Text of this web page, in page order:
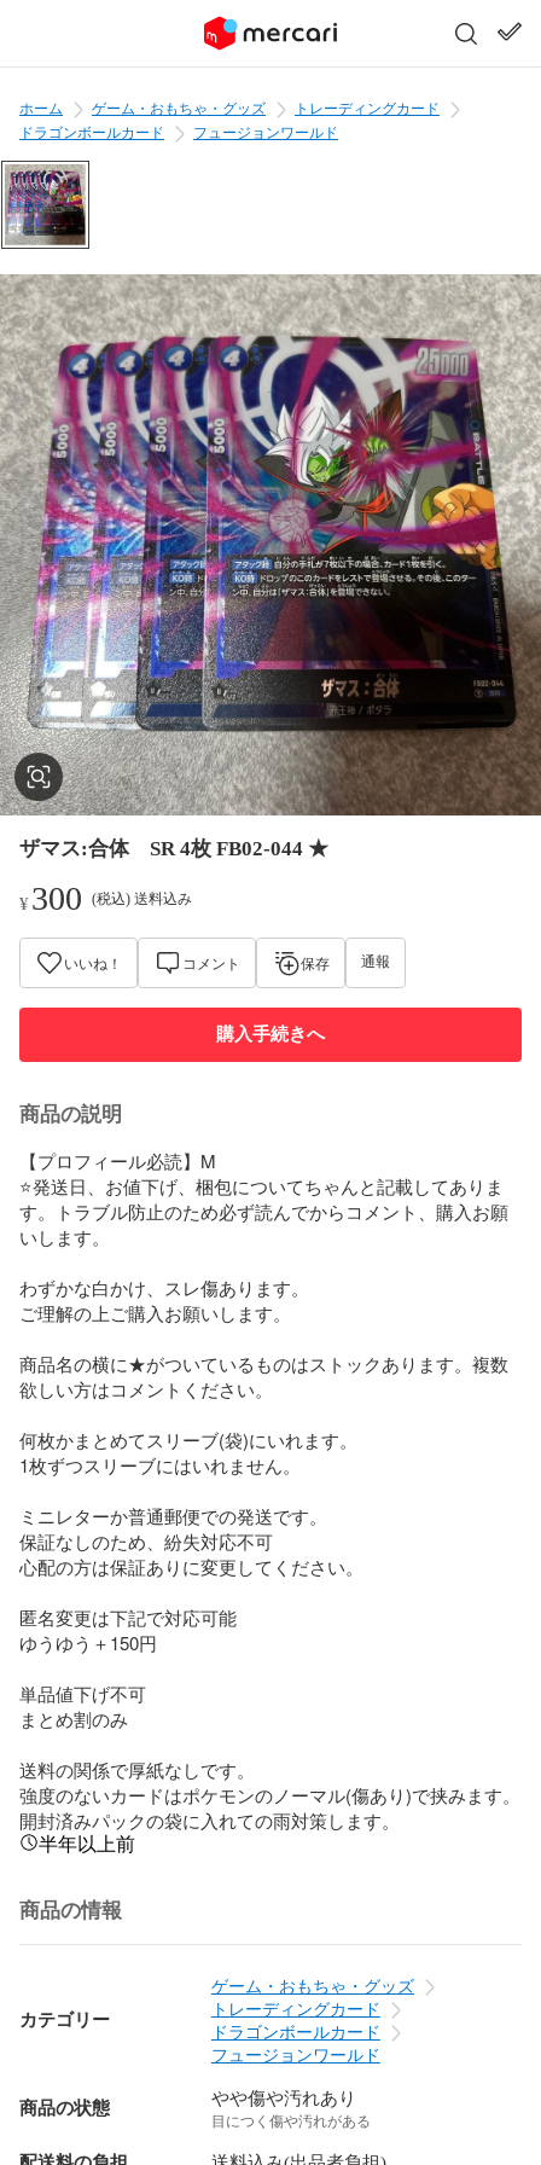
ホーム ゲーム・おもちゃ・グッズ
トレーディングカード
ドラゴンボールカード
フュージョンワールド
ザマス:合体 SR 4枚 FB02-044 ★
¥300 (税込) 送料込み
いいね！ コメント 保存 通報
購入手続きへ
商品の説明
【プロフィール必読】M
⭐️発送日、お値下げ、梱包についてちゃんと記載してありま
す。トラブル防止のため必ず読んでからコメント、購入お願
いします。
わずかな白かけ、スレ傷あります。
ご理解の上ご購入お願いします。
商品名の横に★がついているものはストックあります。複数
欲しい方はコメントください。
何枚かまとめてスリーブ(袋)にいれます。
1枚ずつスリーブにはいれません。
ミニレターか普通郵便での発送です。
保証なしのため、紛失対応不可
心配の方は保証ありに変更してください。
匿名変更は下記で対応可能
ゆうゆう＋150円
単品値下げ不可
まとめ割のみ
送料の関係で厚紙なしです。
強度のないカードはポケモンのノーマル(傷あり)で挟みます。
開封済みパックの袋に入れての雨対策します。
半年以上前
商品の情報
カテゴリー
ゲーム・おもちゃ・グッズ
トレーディングカード
ドラゴンボールカード
フュージョンワールド
商品の状態 やや傷や汚れあり
目につく傷や汚れがある